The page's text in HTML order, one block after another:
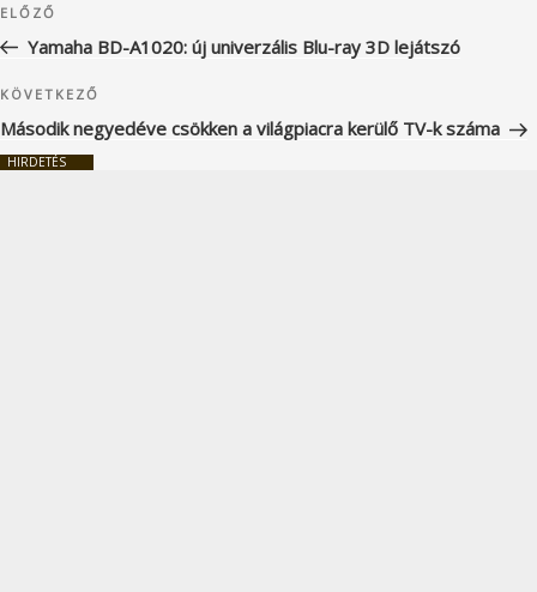
navigáció
Korábbi
bejegyzés
ELŐZŐ
Yamaha BD-A1020: új univerzális Blu-ray 3D lejátszó
Következő
bejegyzés
KÖVETKEZŐ
Második negyedéve csökken a világpiacra kerülő TV-k száma
HIRDETÉS